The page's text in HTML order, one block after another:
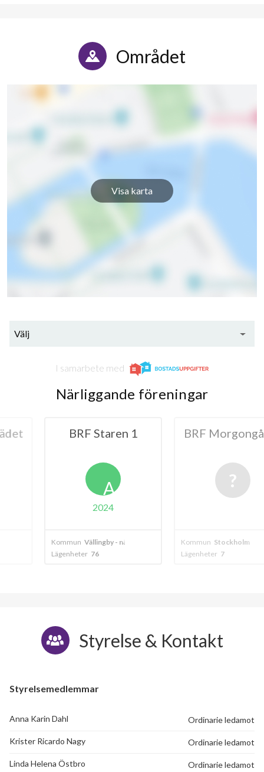
74
Området
Visa karta
Välj
I samarbete med
Närliggande föreningar
1 BRF Morgongåvan
Kommun Stockholm
Lägenheter
BRF
Kommun
Lägenheter
Styrelse & Kontakt
Styrelsemedlemmar
Anna Karin Dahl Ordinarie ledamot
Krister Ricardo Nagy Ordinarie ledamot
Linda Helena Östbro Ordinarie ledamot